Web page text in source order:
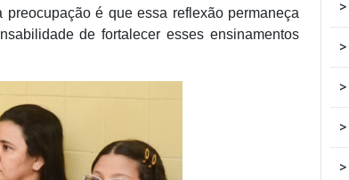
é que essa reflexão permaneça
de fortalecer esses ensinamentos